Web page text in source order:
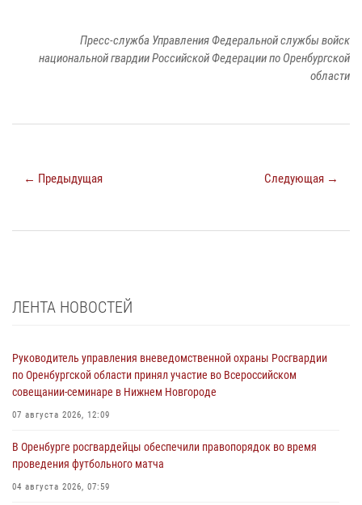
Пресс-служба Управления Федеральной службы войск
национальной гвардии Российской Федерации по Оренбургской
области
← Предыдущая Следующая →
ЛЕНТА НОВОСТЕЙ
Руководитель управления вневедомственной охраны Росгвардии
по Оренбургской области принял участие во Всероссийском
совещании-семинаре в Нижнем Новгороде
07 августа 2026, 12:09
В Оренбурге росгвардейцы обеспечили правопорядок во время
проведения футбольного матча
04 августа 2026, 07:59